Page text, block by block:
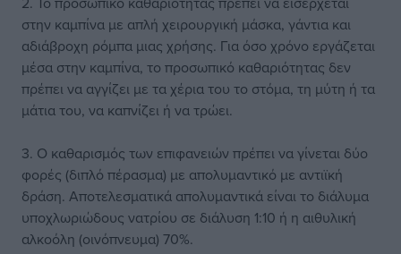
στην καμπίνα με απλή χειρουργική μάσκα, γάντια και
αδιάβροχη ρόμπα μιας χρήσης. Για όσο χρόνο εργάζεται
μέσα στην καμπίνα, το προσωπικό καθαριότητας δεν
πρέπει να αγγίζει με τα χέρια του το στόμα, τη μύτη ή τα
μάτια του, να καπνίζει ή να τρώει.
3. Ο καθαρισμός των επιφανειών πρέπει να γίνεται δύο
φορές (διπλό πέρασμα) με απολυμαντικό με αντιϊκή
δράση. Αποτελεσματικά απολυμαντικά είναι το διάλυμα
υποχλωριώδους νατρίου σε διάλυση 1:10 ή η αιθυλική
αλκοόλη (οινόπνευμα) 70%.